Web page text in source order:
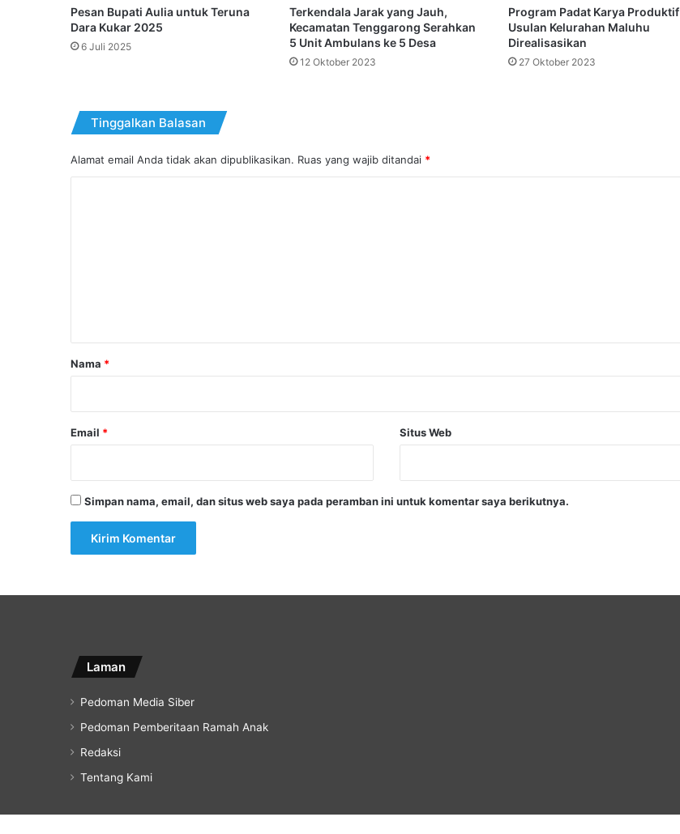
Pesan Bupati Aulia untuk Teruna
Dara Kukar 2025
6 Juli 2025
Terkendala Jarak yang Jauh,
Kecamatan Tenggarong Serahkan
5 Unit Ambulans ke 5 Desa
12 Oktober 2023
Program Padat Karya Produktif
Usulan Kelurahan Maluhu
Direalisasikan
27 Oktober 2023
Tinggalkan Balasan
Alamat email Anda tidak akan dipublikasikan. Ruas yang wajib ditandai *
rNama *
Email * Situs Web
Simpan nama, email, dan situs web saya pada peramban ini untuk komentar saya berikutnya.
Laman
Pedoman Media Siber
Pedoman Pemberitaan Ramah Anak
Redaksi
Tentang Kami